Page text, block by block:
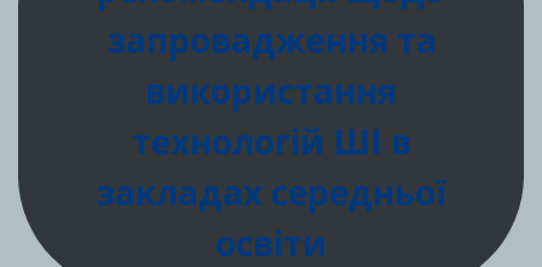
запровадження та
використання
технологій ШІ в
закладах середньої
освіти